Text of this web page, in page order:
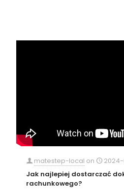
matestep-local on
Jak najlepiej dostarczać
rachunkowego?